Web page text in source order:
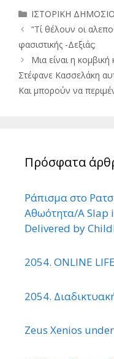
Κατηγορίες
ΙΣΤΟΡΙΚΗ
“Τί θέλουν οι
φασιστικής -Δεξιάς;
Μια είναι η
Στέφανε Κασσελάκη
Και μπορούν να
Πρόσφατα
Ράπισμα στο
Αθωότητα/A Slap
Delivered by
2054. ONLINE
2054.
Zeus Xenios